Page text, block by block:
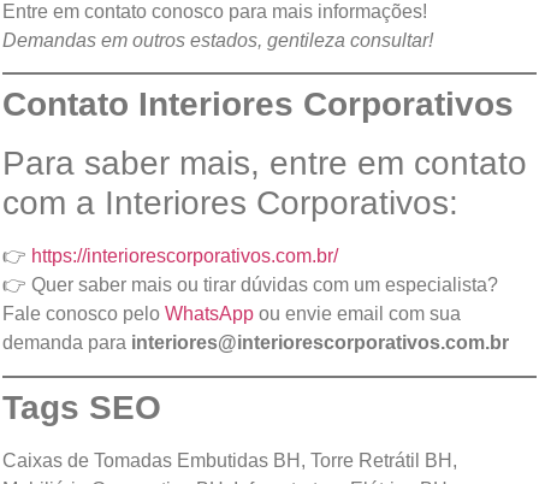
Entre em contato conosco para mais informações!
Demandas em outros estados, gentileza consultar!
Contato Interiores Corporativos
Para saber mais, entre em contato
com a Interiores Corporativos:
👉 https://interiorescorporativos.com.br/
👉 Quer saber mais ou tirar dúvidas com um especialista?
Fale conosco pelo WhatsApp ou envie email com sua
demanda para interiores@interiorescorporativos.com.br
Tags SEO
Caixas de Tomadas Embutidas BH, Torre Retrátil BH,